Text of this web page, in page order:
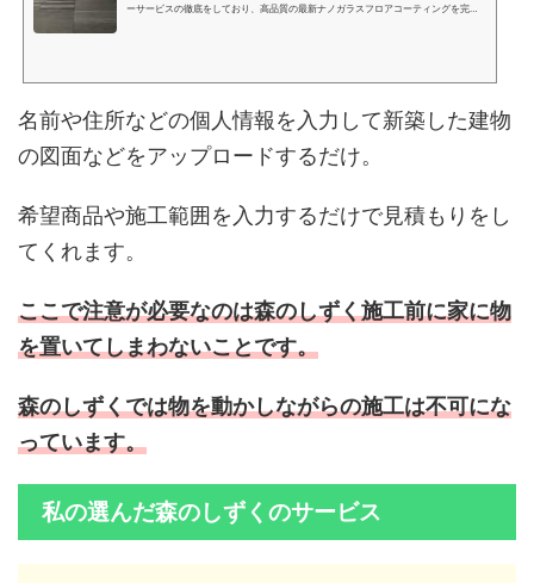
ーサービスの徹底をしており、高品質の最新ナノガラスフロアコーティングを完全
名前や住所などの個人情報を入力して新築した建物
の図面などをアップロードするだけ。
希望商品や施工範囲を入力するだけで見積もりをし
てくれます。
ここで注意が必要なのは森のしずく施工前に家に物
を置いてしまわないことです。
森のしずくでは物を動かしながらの施工は不可にな
っています。
私の選んだ森のしずくのサービス